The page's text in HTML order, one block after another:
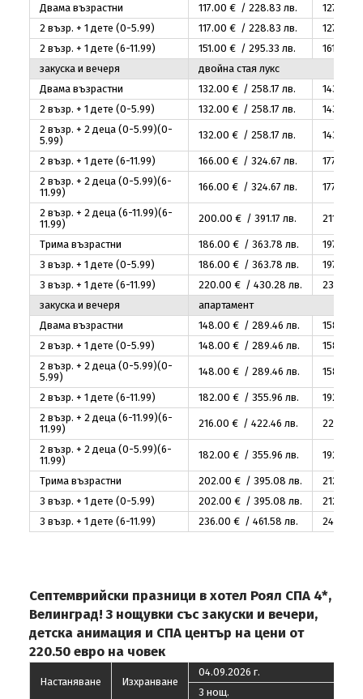
Двама възрастни
117.00 € / 228.83 лв. 127
2 възр. + 1 дете (0-5.99)
117.00 € / 228.83 лв. 127
2 възр. + 1 дете (6-11.99)
151.00 € / 295.33 лв. 161
закуска и вечеря
двойна стая лукс
Двама възрастни
132.00 € / 258.17 лв. 143
2 възр. + 1 дете (0-5.99)
132.00 € / 258.17 лв. 143
2 възр. + 2 деца (0-5.99)(0-
5.99)
132.00 € / 258.17 лв. 143
2 възр. + 1 дете (6-11.99) 166.00 € / 324.67 лв. 177
2 възр. + 2 деца (0-5.99)(6-
11.99)
166.00 € / 324.67 лв. 177
2 възр. + 2 деца (6-11.99)(6-
11.99)
200.00 € / 391.17 лв. 211
Трима възрастни 186.00 € / 363.78 лв. 197
3 възр. + 1 дете (0-5.99)
186.00 € / 363.78 лв. 197
3 възр. + 1 дете (6-11.99)
220.00 € / 430.28 лв. 231
закуска и вечеря
апартамент
Двама възрастни
148.00 € / 289.46 лв. 158
2 възр. + 1 дете (0-5.99)
148.00 € / 289.46 лв. 158
2 възр. + 2 деца (0-5.99)(0-
5.99)
148.00 € / 289.46 лв. 158
2 възр. + 1 дете (6-11.99) 182.00 € / 355.96 лв. 192
2 възр. + 2 деца (6-11.99)(6-
11.99)
216.00 € / 422.46 лв. 226
2 възр. + 2 деца (0-5.99)(6-
11.99)
182.00 € / 355.96 лв. 192
Трима възрастни 202.00 € / 395.08 лв. 212
3 възр. + 1 дете (0-5.99)
202.00 € / 395.08 лв. 212
3 възр. + 1 дете (6-11.99)
236.00 € / 461.58 лв. 246
Септемврийски празници в хотел Роял СПА 4*,
Велинград! 3 нощувки със закуски и вечери,
детска анимация и СПА център на цени от
220.50 евро на човек
Настаняване Изхранване
04.09.2026 г.
3 нощ.